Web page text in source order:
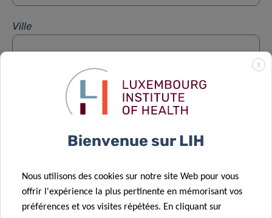
Ville
X
Bienvenue sur LIH
Nous utilisons des cookies sur notre site Web pour vous
offrir l'expérience la plus pertinente en mémorisant vos
préférences et vos visites répétées. En cliquant sur